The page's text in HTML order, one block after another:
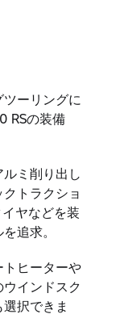
ーリングに
RSの装備
ミ削り出し
トラクショ
ヤなどを装
追求。
ヒーターや
インドスク
択できま